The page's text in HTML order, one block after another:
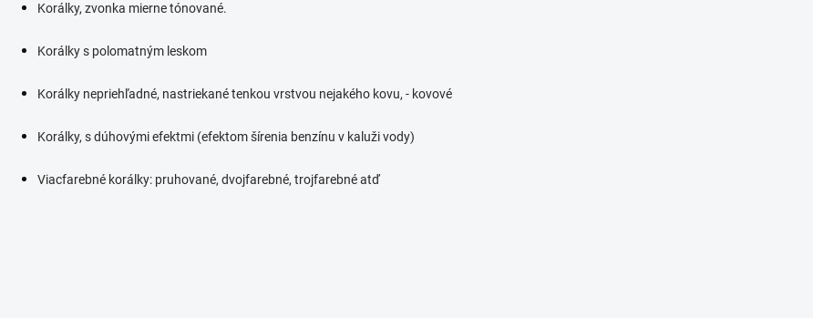
Korálky, zvonka mierne tónované.
Korálky s polomatným leskom
Korálky nepriehľadné, nastriekané tenkou vrstvou nejakého kovu, - kovové
Korálky, s dúhovými efektmi (efektom šírenia benzínu v kaluži vody)
Viacfarebné korálky: pruhované, dvojfarebné, trojfarebné atď